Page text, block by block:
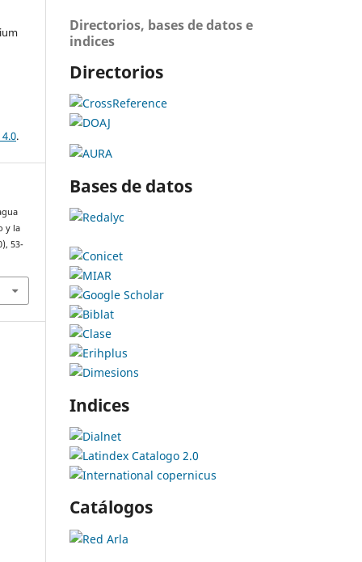
.
y la
53-
Directorios, bases de datos e
indices
Directorios
Bases de datos
Indices
Catálogos